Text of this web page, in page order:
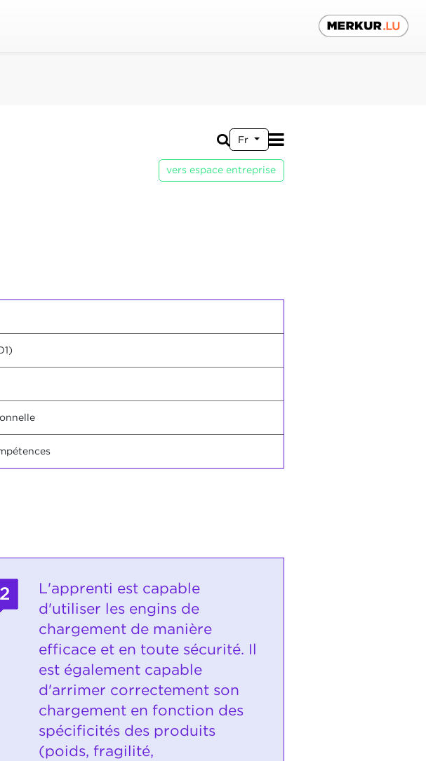
Fr
vers espace entreprise
2
L'apprenti est capable
d'utiliser les engins de
chargement de manière
efficace et en toute sécurité. Il
est également capable
d'arrimer correctement son
chargement en fonction des
spécificités des produits
(poids, fragilité,